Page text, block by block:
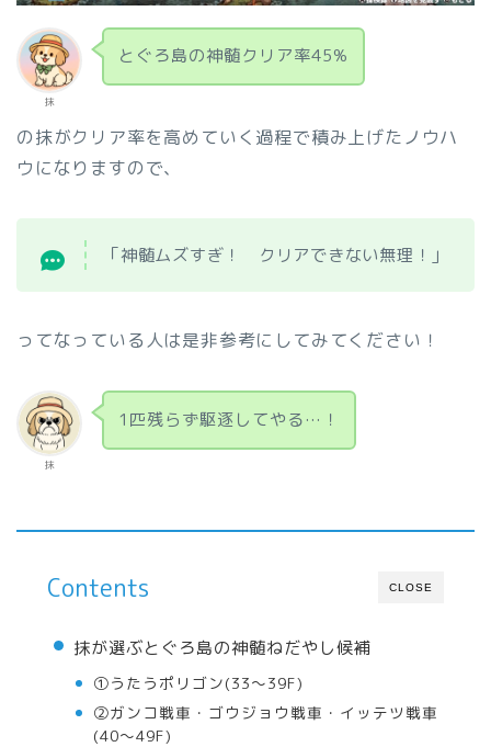
抹
とぐろ島の神髄クリア率45%
の抹がクリア率を高めていく過程で積み上げたノウハ
ウになりますので、
「神髄ムズすぎ！ クリアできない無理！」
ってなっている人は是非参考にしてみてください！
抹
1匹残らず駆逐してやる…！
CLOSE
Contents
抹が選ぶとぐろ島の神髄ねだやし候補
①うたうポリゴン(33〜39F)
②ガンコ戦車・ゴウジョウ戦車・イッテツ戦車
(40〜49F)